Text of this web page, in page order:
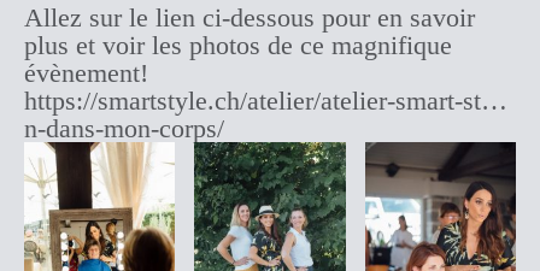
Allez sur le lien ci-dessous pour en savoir
plus et voir les photos de ce magnifique
évènement!
https://smartstyle.ch/atelier/atelier-smart-st…
n-dans-mon-corps/